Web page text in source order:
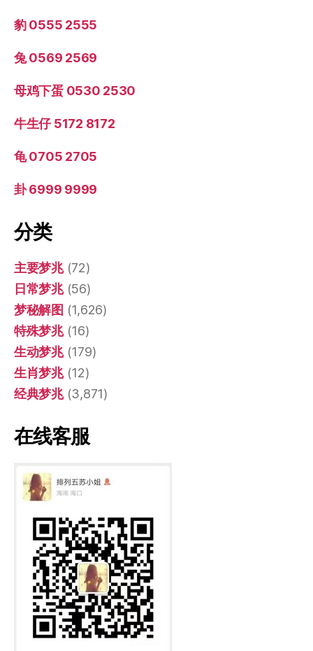
豹 0555 2555
兔 0569 2569
母鸡下蛋 0530 2530
牛生仔 5172 8172
龟 0705 2705
卦 6999 9999
分类
主要梦兆(72)
日常梦兆(56)
梦秘解图 (1,626)
特殊梦兆(16)
生动梦兆(179)
生肖梦兆(12)
经典梦兆(3,871)
在线客服